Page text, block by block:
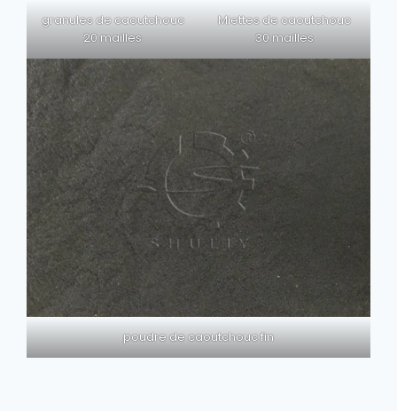
granules de caoutchouc
20 mailles
Miettes de caoutchouc
30 mailles
poudre de caoutchouc fin